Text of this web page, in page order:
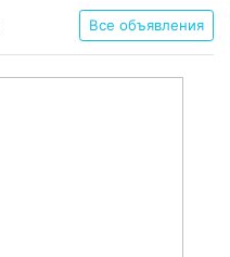
Все объявления